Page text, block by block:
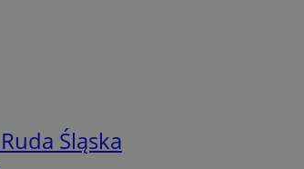
Śląska